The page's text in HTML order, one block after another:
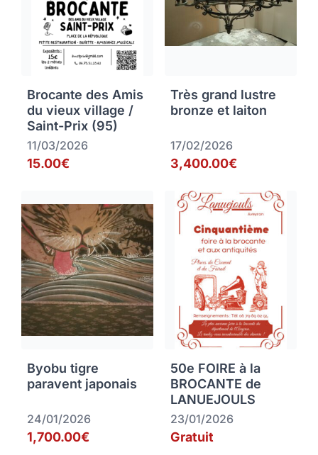
Brocante des Amis
du vieux village /
Saint-Prix (95)
11/03/2026
15.00€
Très grand lustre
bronze et laiton
17/02/2026
3,400.00€
Byobu tigre
paravent japonais
24/01/2026
1,700.00€
50e FOIRE à la
BROCANTE de
LANUEJOULS
23/01/2026
Gratuit